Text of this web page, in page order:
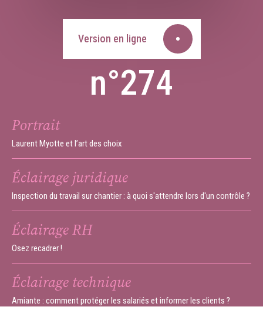
Version en ligne
n°274
Portrait
Laurent Myotte et l’art des choix
Éclairage juridique
Inspection du travail sur chantier : à quoi s'attendre lors d'un contrôle ?
Éclairage RH
Osez recadrer !
Éclairage technique
Amiante : comment protéger les salariés et informer les clients ?